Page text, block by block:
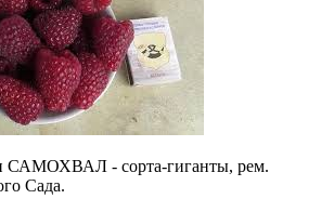
- сорта-гиганты, рем.
Сада.